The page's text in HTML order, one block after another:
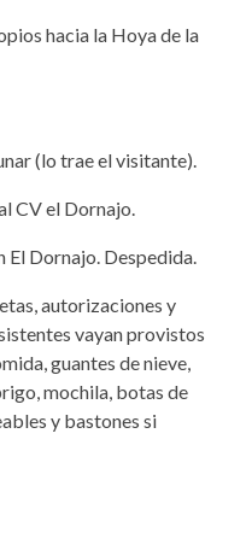
hacia la Hoya de la
(lo trae el visitante).
CV el Dornajo.
El Dornajo. Despedida.
autorizaciones y
vayan provistos
guantes de nieve,
mochila, botas de
y bastones si